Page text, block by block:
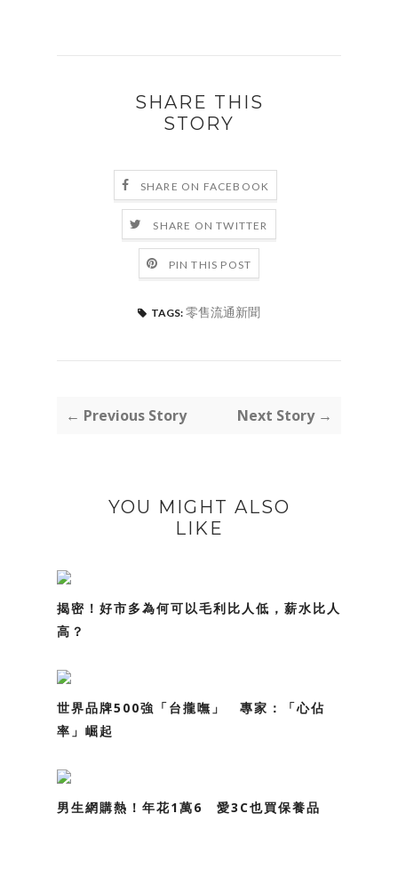
SHARE THIS
STORY
SHARE ON FACEBOOK
SHARE ON TWITTER
PIN THIS POST
TAGS: 零售流通新聞
← Previous Story Next Story →
YOU MIGHT ALSO
LIKE
揭密！好市多為何可以毛利比人低，薪水比人
高？
世界品牌500強「台攏嘸」 專家：「心佔
率」崛起
男生網購熱！年花1萬6 愛3C也買保養品